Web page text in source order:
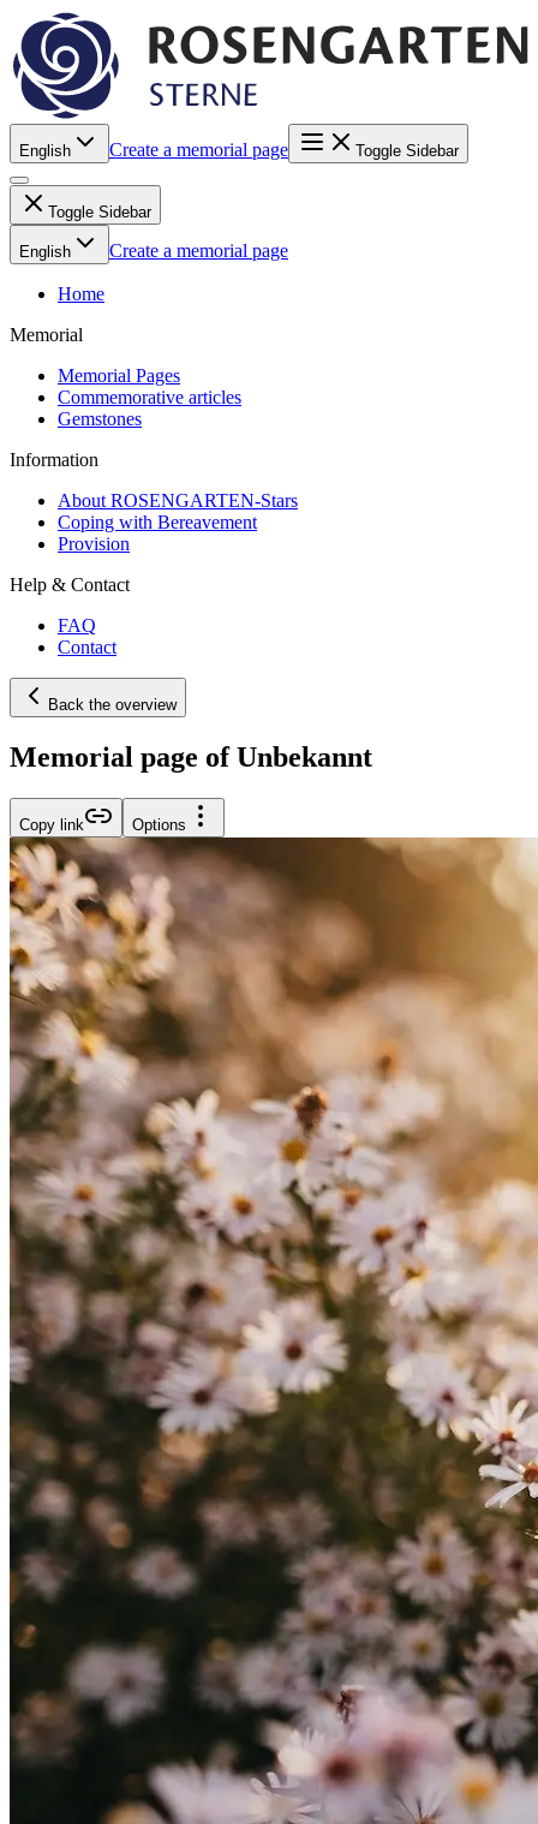
English Create a memorial page Toggle Sidebar
Toggle Sidebar
English Create a memorial page
Home
Memorial
Memorial Pages
Commemorative articles
Gemstones
Information
About ROSENGARTEN-Stars
Coping with Bereavement
Provision
Help & Contact
FAQ
Contact
Back the overview
Memorial page of Unbekannt
Copy link Options